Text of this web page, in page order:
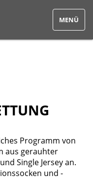
Programm von
aus gerauhter
Single Jersey an.
und -